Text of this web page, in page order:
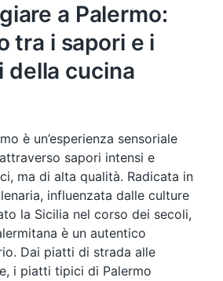
a Palermo:
tra i sapori e i
della cucina
è un’esperienza sensoriale
sapori intensi e
ma di alta qualità. Radicata in
influenzata dalle culture
la Sicilia nel corso dei secoli,
è un autentico
Dai piatti di strada alle
i piatti tipici di Palermo